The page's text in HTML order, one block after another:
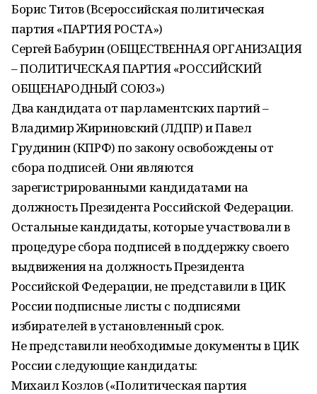
Борис Титов (Всероссийская политическая
партия «ПАРТИЯ РОСТА»)
Сергей Бабурин (ОБЩЕСТВЕННАЯ ОРГАНИЗАЦИЯ
– ПОЛИТИЧЕСКАЯ ПАРТИЯ «РОССИЙСКИЙ
ОБЩЕНАРОДНЫЙ СОЮЗ»)
Два кандидата от парламентских партий –
Владимир Жириновский (ЛДПР) и Павел
Грудинин (КПРФ) по закону освобождены от
сбора подписей. Они являются
зарегистрированными кандидатами на
должность Президента Российской Федерации.
Остальные кандидаты, которые участвовали в
процедуре сбора подписей в поддержку своего
выдвижения на должность Президента
Российской Федерации, не представили в ЦИК
России подписные листы с подписями
избирателей в установленный срок.
Не представили необходимые документы в ЦИК
России следующие кандидаты:
Михаил Козлов («Политическая партия